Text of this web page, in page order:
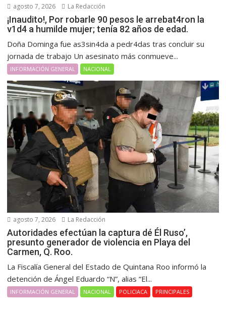
agosto 7, 2026 La Redacción
¡Inaudito!, Por robarle 90 pesos le arrebat4ron la
v1d4 a humilde mujer; tenía 82 años de edad.
Doña Dominga fue as3sin4da a pedr4das tras concluir su
jornada de trabajo Un asesinato más conmueve...
INFORMACIÓN GENERAL NACIONAL
agosto 7, 2026 La Redacción
Autoridades efectúan la captura dé Él Ruso’,
presunto generador de violencia en Playa del
Carmen, Q. Roo.
La Fiscalía General del Estado de Quintana Roo informó la
detención de Ángel Eduardo “N”, alias “El...
INFORMACIÓN GENERAL NACIONAL POLICIACA PRINCIPALES